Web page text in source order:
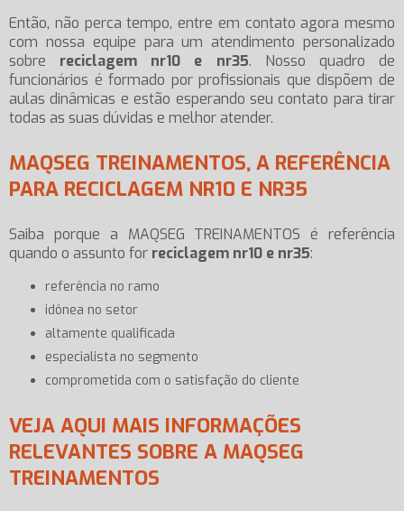
Então, não perca tempo, entre em contato agora mesmo
com nossa equipe para um atendimento personalizado
sobre reciclagem nr10 e nr35. Nosso quadro de
funcionários é formado por profissionais que dispõem de
aulas dinâmicas e estão esperando seu contato para tirar
todas as suas dúvidas e melhor atender.
MAQSEG TREINAMENTOS, A REFERÊNCIA
PARA RECICLAGEM NR10 E NR35
Saiba porque a MAQSEG TREINAMENTOS é referência
quando o assunto for reciclagem nr10 e nr35:
referência no ramo
idônea no setor
altamente qualificada
especialista no segmento
comprometida com o satisfação do cliente
VEJA AQUI MAIS INFORMAÇÕES
RELEVANTES SOBRE A MAQSEG
TREINAMENTOS